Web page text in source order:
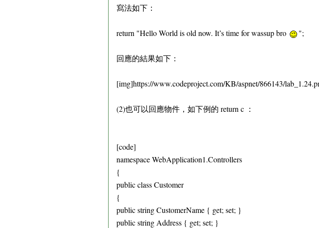
寫法如下：
return "Hello World is old now. It’s time for wassup bro ";
回應的結果如下：
[img]https://www.codeproject.com/KB/aspnet/866143/
(2)也可以回應物件，如下例的 return c ：
[code]
namespace WebApplication1.Controllers
{
public class Customer
{
public string CustomerName { get; set; }
public string Address { get; set; }